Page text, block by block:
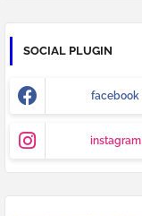
SOCIAL PLUGIN
facebook
instagram